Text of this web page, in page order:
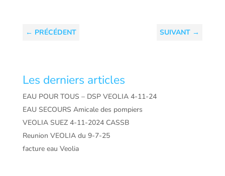
← PRÉCÉDENT SUIVANT →
Les derniers articles
EAU POUR TOUS – DSP VEOLIA 4-11-24
EAU SECOURS Amicale des pompiers
VEOLIA SUEZ 4-11-2024 CASSB
Reunion VEOLIA du 9-7-25
facture eau Veolia